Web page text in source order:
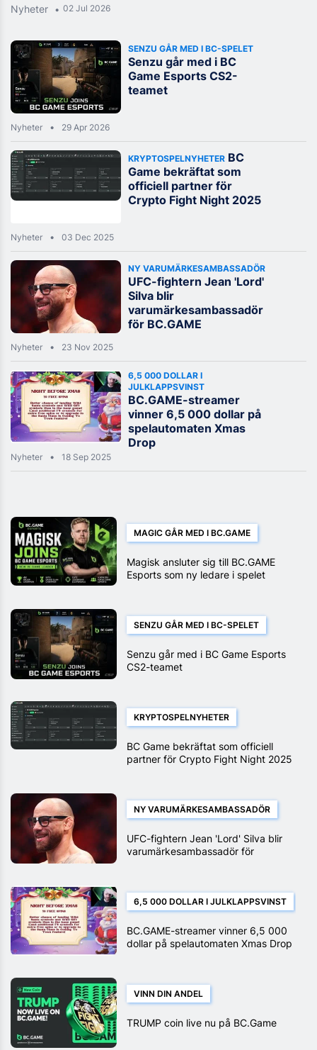
Nyheter 02 Jul 2026
SENZU GÅR MED I BC-SPELET
Senzu går med i BC
Game Esports CS2-
teamet
Nyheter 29 Apr 2026
KRYPTOSPELNYHETER BC
Game bekräftat som
officiell partner för
Crypto Fight Night 2025
Nyheter 03 Dec 2025
NY VARUMÄRKESAMBASSADÖR
UFC-fightern Jean 'Lord'
Silva blir
varumärkesambassadör
för BC.GAME
Nyheter 23 Nov 2025
6,5 000 DOLLAR I
JULKLAPPSVINST
BC.GAME-streamer
vinner 6,5 000 dollar på
spelautomaten Xmas
Drop
Nyheter 18 Sep 2025
MAGIC GÅR MED I BC.GAME
Magisk ansluter sig till BC.GAME
Esports som ny ledare i spelet
SENZU GÅR MED I BC-SPELET
Senzu går med i BC Game Esports
CS2-teamet
KRYPTOSPELNYHETER
BC Game bekräftat som officiell
partner för Crypto Fight Night 2025
NY VARUMÄRKESAMBASSADÖR
UFC-fightern Jean 'Lord' Silva blir
varumärkesambassadör för
6,5 000 DOLLAR I JULKLAPPSVINST
BC.GAME-streamer vinner 6,5 000
dollar på spelautomaten Xmas Drop
VINN DIN ANDEL
TRUMP coin live nu på BC.Game